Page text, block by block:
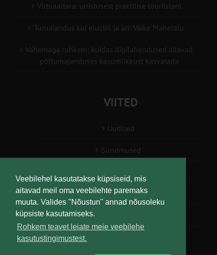
Veebilehel kasutatakse küpsiseid, mis
aitavad meil oma veebilehte paremaks
muuta. Valides "Nõustun" annad nõusoleku
küpsiste kasutamiseks.
Rohkem teavet leiate meie veebilehe
kasutustingimustest.
Virtuaaltara: unistusest praktilise tööriistani
Turuaiandus kui elustiil ja äri: Väike Mahetalu
Vähemaga rohkem: kuidas digilahendused aitavad
põllumajanduses kasumlikkust kasvatada
VIITED
Uudised
Sündmused
Teabesalv
Liitu uudiskirjaga